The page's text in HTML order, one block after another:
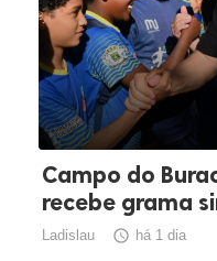
Campo do
recebe grama
Ladislau  há 1 dia